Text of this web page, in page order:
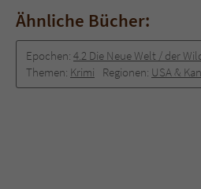
Ähnliche Bücher:
Epochen: 4.2 Die Neue Welt / der
Themen: Krimi Regionen: USA &